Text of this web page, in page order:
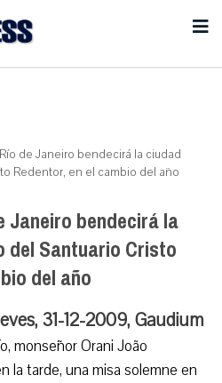
de Janeiro bendecirá la ciudad
Redentor, en el cambio del año
bendecirá la
Santuario Cristo
del año
31-12-2009, Gaudium
monseñor Orani João
la tarde, una misa solemne en